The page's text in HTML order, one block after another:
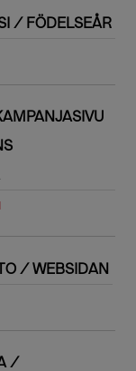
/ FÖDELSEÅR
/ WEBSIDAN
/